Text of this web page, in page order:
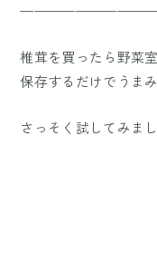
椎茸を買ったら野菜
保存するだけでうま
さっそく試してみまし